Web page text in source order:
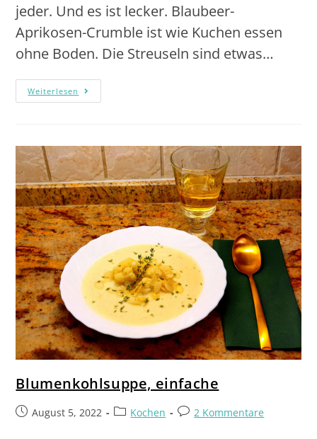
jeder. Und es ist lecker. Blaubeer-
Aprikosen-Crumble ist wie Kuchen essen
ohne Boden. Die Streuseln sind etwas…
Weiterlesen
Blumenkohlsuppe, einfache
August 5, 2022 Kochen 2 Kommentare